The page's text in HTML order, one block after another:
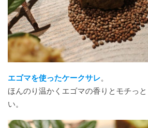
エゴマを使ったケークサレ。
ほんのり温かくエゴマの香りとモチっ
い。